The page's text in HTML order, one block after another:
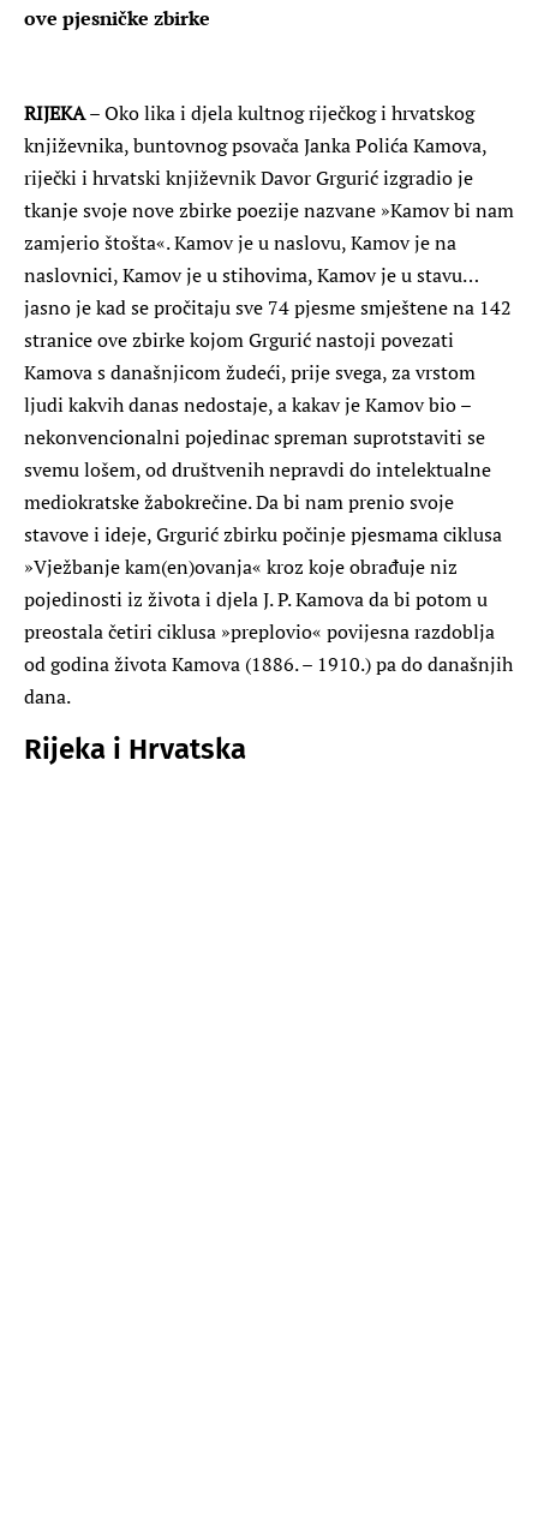
ove pjesničke zbirke
RIJEKA– Oko lika i djela kultnog riječkog i hrvatskog
književnika, buntovnog psovača Janka Polića Kamova,
riječki i hrvatski književnik Davor Grgurić izgradio je
tkanje svoje nove zbirke poezije nazvane »Kamov bi nam
zamjerio štošta«. Kamov je u naslovu, Kamov je na
naslovnici, Kamov je u stihovima, Kamov je u stavu…
jasno je kad se pročitaju sve 74 pjesme smještene na 142
stranice ove zbirke kojom Grgurić nastoji povezati
Kamova s današnjicom žudeći, prije svega, za vrstom
ljudi kakvih danas nedostaje, a kakav je Kamov bio –
nekonvencionalni pojedinac spreman suprotstaviti se
svemu lošem, od društvenih nepravdi do intelektualne
mediokratske žabokrečine. Da bi nam prenio svoje
stavove i ideje, Grgurić zbirku počinje pjesmama ciklusa
»Vježbanje kam(en)ovanja« kroz koje obrađuje niz
pojedinosti iz života i djela J. P. Kamova da bi potom u
preostala četiri ciklusa »preplovio« povijesna razdoblja
od godina života Kamova (1886. – 1910.) pa do današnjih
dana.
Rijeka i Hrvatska